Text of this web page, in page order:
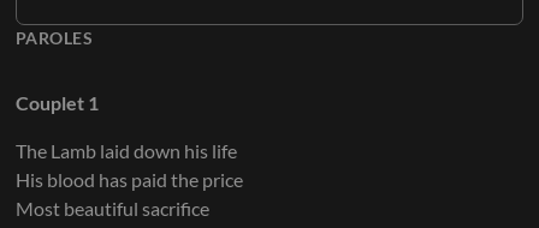
PAROLES
Couplet 1
The Lamb laid down his life
His blood has paid the price
Most beautiful sacrifice